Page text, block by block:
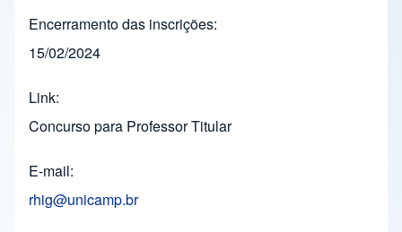
Encerramento das inscrições
15/02/2024
Link
Concurso para Professor Titular
E-mail
rhig@unicamp.br